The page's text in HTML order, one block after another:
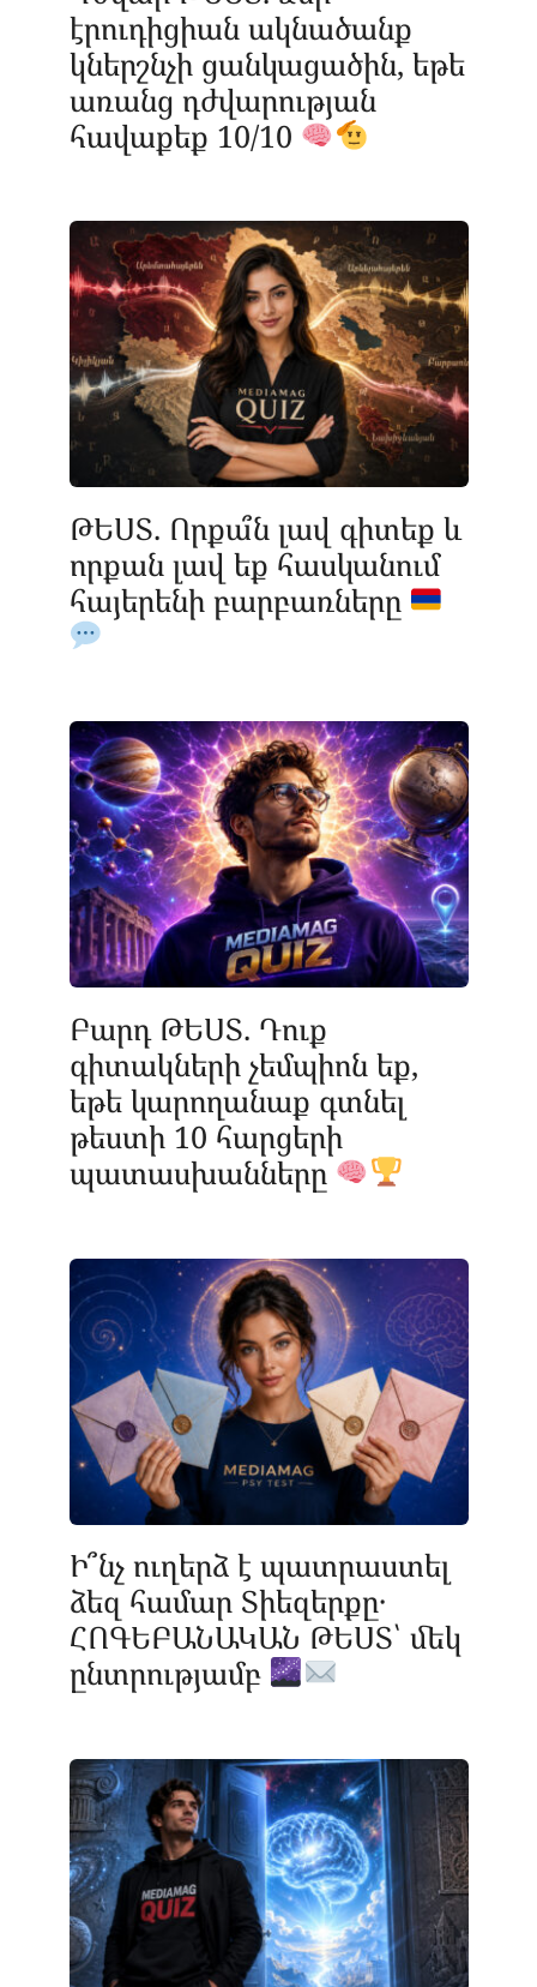
էրուդիցիան ակնածանք
կներշնչի ցանկացածին, եթե
առանց դժվարության
հավաքեք 10/10
ԹԵՍՏ. Որքա՞ն լավ գիտեք և
որքան լավ եք հասկանում
հայերենի բարբառները
Բարդ ԹԵՍՏ. Դուք
գիտակների չեմպիոն եք,
եթե կարողանաք գտնել
թեստի 10 հարցերի
պատասխանները
Ի՞նչ ուղերձ է պատրաստել
ձեզ համար Տիեզերքը․
ՀՈԳԵԲԱՆԱԿԱՆ ԹԵՍՏ՝ մեկ
ընտրությամբ